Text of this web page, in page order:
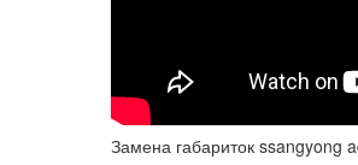
Замена габариток ssangyong